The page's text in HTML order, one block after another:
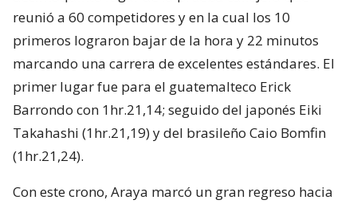
reunió a 60 competidores y en la cual los 10
primeros lograron bajar de la hora y 22 minutos
marcando una carrera de excelentes estándares. El
primer lugar fue para el guatemalteco Erick
Barrondo con 1hr.21,14; seguido del japonés Eiki
Takahashi (1hr.21,19) y del brasileño Caio Bomfin
(1hr.21,24).
Con este crono, Araya marcó un gran regreso hacia